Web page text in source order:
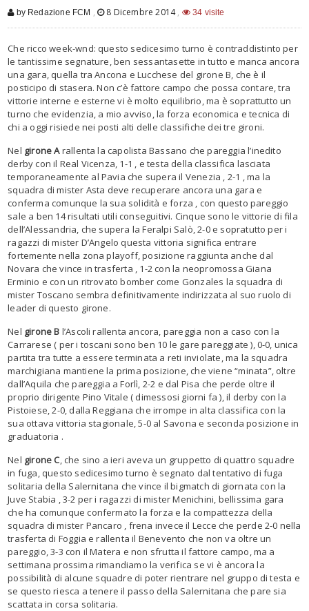
by Redazione FCM , 8 Dicembre 2014, 34 visite
Che ricco week-wnd: questo sedicesimo turno è contraddistinto per
le tantissime segnature, ben sessantasette in tutto e manca ancora
una gara, quella tra Ancona e Lucchese del girone B, che è il
posticipo di stasera. Non c’è fattore campo che possa contare, tra
vittorie interne e esterne vi è molto equilibrio, ma è soprattutto un
turno che evidenzia, a mio avviso, la forza economica e tecnica di
chi a oggi risiede nei posti alti delle classifiche dei tre gironi.
Nel girone Arallenta la capolista Bassano che pareggia l’inedito
derby con il Real Vicenza, 1-1 , e testa della classifica lasciata
temporaneamente al Pavia che supera il Venezia , 2-1 , ma la
squadra di mister Asta deve recuperare ancora una gara e
conferma comunque la sua solidità e forza , con questo pareggio
sale a ben 14 risultati utili conseguitivi. Cinque sono le vittorie di fila
dell’Alessandria, che supera la Feralpi Salò, 2-0 e sopratutto per i
ragazzi di mister D’Angelo questa vittoria significa entrare
fortemente nella zona playoff, posizione raggiunta anche dal
Novara che vince in trasferta , 1-2 con la neopromossa Giana
Erminio e con un ritrovato bomber come Gonzales la squadra di
mister Toscano sembra definitivamente indirizzata al suo ruolo di
leader di questo girone.
Nel girone B l’Ascoli rallenta ancora, pareggia non a caso con la
Carrarese ( per i toscani sono ben 10 le gare pareggiate ), 0-0, unica
partita tra tutte a essere terminata a reti inviolate, ma la squadra
marchigiana mantiene la prima posizione, che viene “minata”, oltre
dall’Aquila che pareggia a Forlì, 2-2 e dal Pisa che perde oltre il
proprio dirigente Pino Vitale ( dimessosi giorni fa ), il derby con la
Pistoiese, 2-0, dalla Reggiana che irrompe in alta classifica con la
sua ottava vittoria stagionale, 5-0 al Savona e seconda posizione in
graduatoria .
Nel girone C, che sino a ieri aveva un gruppetto di quattro squadre
in fuga, questo sedicesimo turno è segnato dal tentativo di fuga
solitaria della Salernitana che vince il bigmatch di giornata con la
Juve Stabia , 3-2 per i ragazzi di mister Menichini, bellissima gara
che ha comunque confermato la forza e la compattezza della
squadra di mister Pancaro , frena invece il Lecce che perde 2-0 nella
trasferta di Foggia e rallenta il Benevento che non va oltre un
pareggio, 3-3 con il Matera e non sfrutta il fattore campo, ma a
settimana prossima rimandiamo la verifica se vi è ancora la
possibilità di alcune squadre di poter rientrare nel gruppo di testa e
se questo riesca a tenere il passo della Salernitana che pare sia
scattata in corsa solitaria.